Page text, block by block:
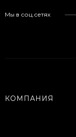
Мы в соц.сетях
КОМПАНИЯ